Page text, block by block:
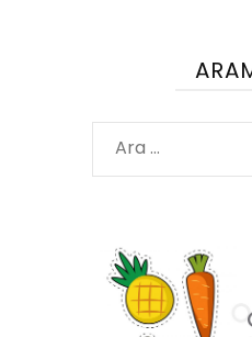
Arama: